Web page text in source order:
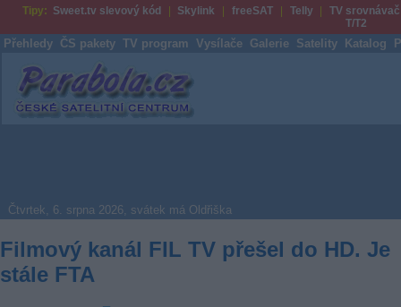
Tipy: Sweet.tv slevový kód Skylink freeSAT Telly
TV srovnávač
T/T2
Přehledy ČS pakety TV program Vysílače Galerie Satelity Katalog
Parabola.cz
Čtvrtek, 6. srpna 2026, svátek má Oldřiška
Filmový kanál FIL TV přešel do HD. Je
stále FTA